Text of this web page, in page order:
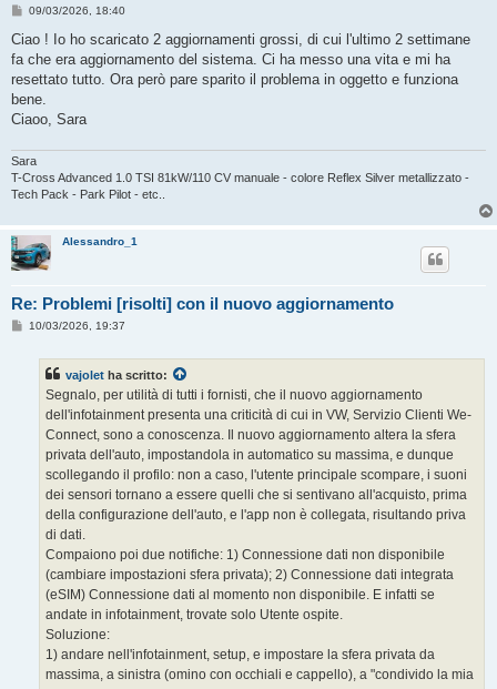
M
s
a
g
i
o
09/03/2026, 18:40
Ciao ! Io ho scaricato 2 aggiornamenti grossi, di cui l'ultimo 2 settimane
fa che era aggiornamento del sistema. Ci ha messo una vita e mi ha
resettato tutto. Ora però pare sparito il problema in oggetto e funziona
bene.
Ciaoo, Sara
Sara
T-Cross Advanced 1.0 TSI 81kW/110 CV manuale - colore Reflex Silver metallizzato -
Tech Pack - Park Pilot - etc..
Alessandro_1
Re: Problemi [risolti] con il nuovo aggiornamento
M10/03/2026, 19:37
vajolet ha scritto:
Segnalo, per utilità di tutti i fornisti, che il nuovo aggiornamento
dell'infotainment presenta una criticità di cui in VW, Servizio Clienti We-
Connect, sono a conoscenza. Il nuovo aggiornamento altera la sfera
privata dell'auto, impostandola in automatico su massima, e dunque
scollegando il profilo: non a caso, l'utente principale scompare, i suoni
dei sensori tornano a essere quelli che si sentivano all'acquisto, prima
della configurazione dell'auto, e l'app non è collegata, risultando priva
di dati.
Compaiono poi due notifiche: 1) Connessione dati non disponibile
(cambiare impostazioni sfera privata); 2) Connessione dati integrata
(eSIM) Connessione dati al momento non disponibile. E infatti se
andate in infotainment, trovate solo Utente ospite.
Soluzione:
1) andare nell'infotainment, setup, e impostare la sfera privata da
massima, a sinistra (omino con occhiali e cappello), a "condivido la mia